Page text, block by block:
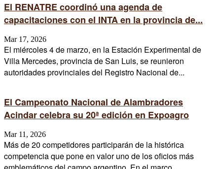
El RENATRE coordinó una agenda de
capacitaciones con el INTA en la provincia de...
Mar 17, 2026
El miércoles 4 de marzo, en la Estación Experimental de
Villa Mercedes, provincia de San Luis, se reunieron
autoridades provinciales del Registro Nacional de...
El Campeonato Nacional de Alambradores
Acindar celebra su 20ª edición en Expoagro
Mar 11, 2026
Más de 20 competidores participarán de la histórica
competencia que pone en valor uno de los oficios más